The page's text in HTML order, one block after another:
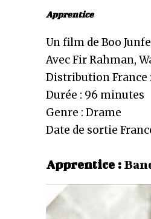
Apprentice
Un film de Boo
Avec Fir Rahman,
Distribution France
Durée : 96 minutes
Genre : Drame
Date de sortie
Apprentice :